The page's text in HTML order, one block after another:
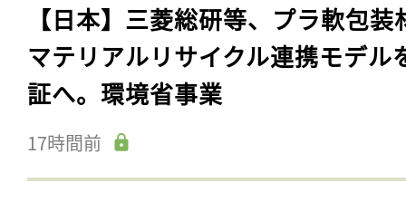
【日本】三菱総研等、プラ軟包装
マテリアルリサイクル連携モデル
証へ。環境省事業
17時間前